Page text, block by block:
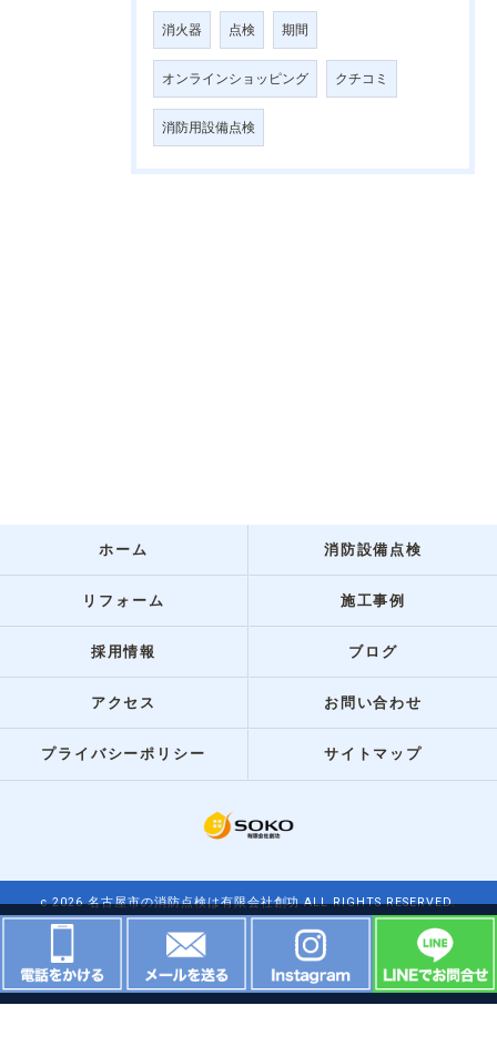
消火器 点検 期間
オンラインショッピング クチコミ
消防用設備点検
ホーム 消防設備点検
リフォーム 施工事例
採用情報 ブログ
アクセス お問い合わせ
プライバシーポリシー サイトマップ
c 2026 名古屋市の消防点検は有限会社創功 ALL RIGHTS RESERVED.